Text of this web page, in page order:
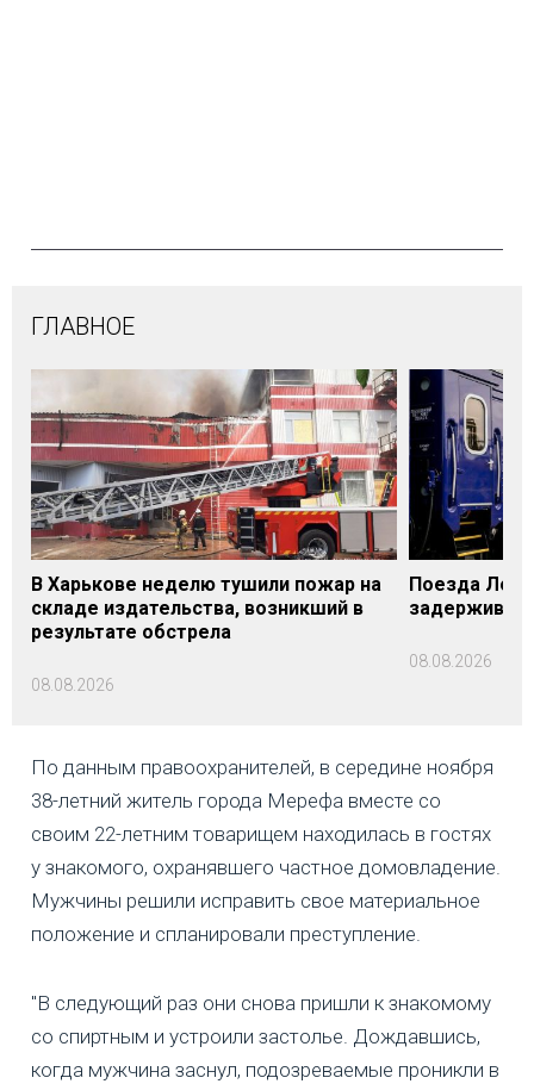
ГЛАВНОЕ
В Харькове неделю тушили пожар на
складе издательства, возникший в
результате обстрела
08.08.2026
Поезда
08.08.2026
По данным правоохранителей, в середине ноября
38-летний житель города Мерефа вместе со
своим 22-летним товарищем находилась в гостях
у знакомого, охранявшего частное домовладение.
Мужчины решили исправить свое материальное
положение и спланировали преступление.
"В следующий раз они снова пришли к знакомому
со спиртным и устроили застолье. Дождавшись,
когда мужчина заснул, подозреваемые проникли в